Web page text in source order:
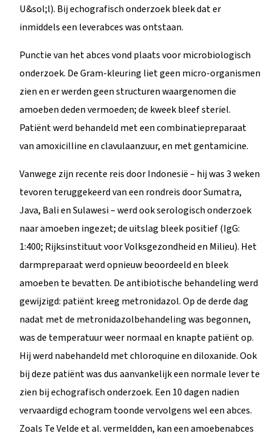
U&sol;l). Bij echografisch onderzoek bleek dat er
inmiddels een leverabces was ontstaan.
Punctie van het abces vond plaats voor microbiologisch
onderzoek. De Gram-kleuring liet geen micro-organismen
zien en er werden geen structuren waargenomen die
amoeben deden vermoeden; de kweek bleef steriel.
Patiënt werd behandeld met een combinatiepreparaat
van amoxicilline en clavulaanzuur, en met gentamicine.
Vanwege zijn recente reis door Indonesië – hij was 3 weken
tevoren teruggekeerd van een rondreis door Sumatra,
Java, Bali en Sulawesi – werd ook serologisch onderzoek
naar amoeben ingezet; de uitslag bleek positief (IgG:
1:400; Rijksinstituut voor Volksgezondheid en Milieu). Het
darmpreparaat werd opnieuw beoordeeld en bleek
amoeben te bevatten. De antibiotische behandeling werd
gewijzigd: patiënt kreeg metronidazol. Op de derde dag
nadat met de metronidazolbehandeling was begonnen,
was de temperatuur weer normaal en knapte patiënt op.
Hij werd nabehandeld met chloroquine en diloxanide. Ook
bij deze patiënt was dus aanvankelijk een normale lever te
zien bij echografisch onderzoek. Een 10 dagen nadien
vervaardigd echogram toonde vervolgens wel een abces.
Zoals Te Velde et al. vermeldden, kan een amoebenabces